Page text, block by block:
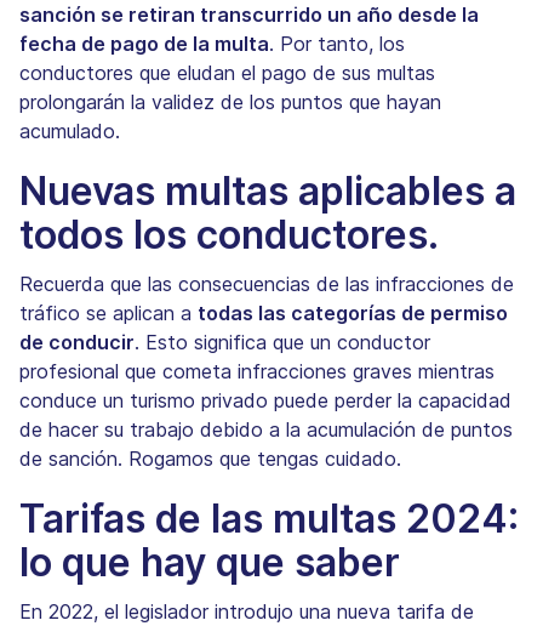
sanción se retiran transcurrido un año desde la
fecha de pago de la multa. Por tanto, los
conductores que eludan el pago de sus multas
prolongarán la validez de los puntos que hayan
acumulado.
Nuevas multas aplicables a
todos los conductores.
Recuerda que las consecuencias de las infracciones de
tráfico se aplican a todas las categorías de permiso
de conducir. Esto significa que un conductor
profesional que cometa infracciones graves mientras
conduce un turismo privado puede perder la capacidad
de hacer su trabajo debido a la acumulación de puntos
de sanción. Rogamos que tengas cuidado.
Tarifas de las multas 2024:
lo que hay que saber
En 2022, el legislador introdujo una nueva tarifa de